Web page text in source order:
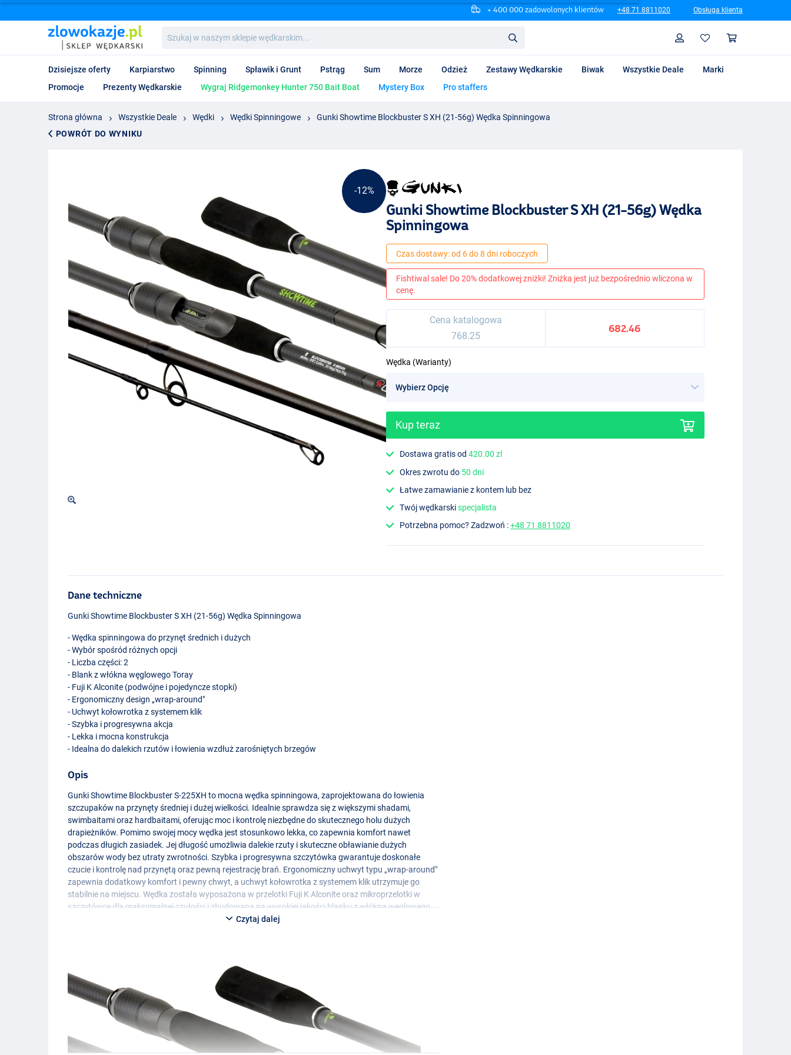
+ 400 000 zadowolonych klientów +48 71 8811020 Obsługa klienta
w
naszym
wędkarskim...
Profil
Dzisiejsze oferty Karpiarstwo Spinning Spławik i Grunt Pstrąg Sum Morze Odzież Zestawy Wędkarskie Biwak Wszystkie Deale
Marki
Promocje
Prezenty Wędkarskie Wygraj Ridgemonkey Hunter 750 Bait Boat Mystery Box Pro staffers
Strona główna Wszystkie Deale Wędki Wędki Spinningowe
Gunki Showtime Blockbuster S XH (21-56g) Wędka Spinningowa
POWRÓT DO WYNIKU
-12%
Gunki Showtime Blockbuster S XH (21-56g) Wędka
Spinningowa
Czas dostawy: od 6 do 8 dni roboczych
Fishtiwal sale! Do 20% dodatkowej zniżki! Zniżka jest już bezpośrednio wliczona w
cenę.
Cena katalogowa
768.25
682.46
Wędka (Warianty)
Kup teraz
Dostawa gratis od420.00 zl
Okres zwrotu do 50 dni
Łatwe zamawianie z kontem lub bez
Twój wędkarskispecjalista
Potrzebna pomoc? Zadzwoń :+48 71 8811020
Dane techniczne
Gunki Showtime Blockbuster S XH (21-56g) Wędka Spinningowa
- Wędka spinningowa do przynęt średnich i dużych
- Wybór spośród różnych opcji
- Liczba części: 2
- Blank z włókna węglowego Toray
- Fuji K Alconite (podwójne i pojedyncze stopki)
- Ergonomiczny design „wrap-around"
- Uchwyt kołowrotka z systemem klik
- Szybka i progresywna akcja
- Lekka i mocna konstrukcja
- Idealna do dalekich rzutów i łowienia wzdłuż zarośniętych brzegów
Opis
Gunki Showtime Blockbuster S-225XH to mocna wędka spinningowa, zaprojektowana do łowienia
szczupaków na przynęty średniej i dużej wielkości. Idealnie sprawdza się z większymi shadami,
swimbaitami oraz hardbaitami, oferując moc i kontrolę niezbędne do skutecznego holu dużych
drapieżników. Pomimo swojej mocy wędka jest stosunkowo lekka, co zapewnia komfort nawet
podczas długich zasiadek. Jej długość umożliwia dalekie rzuty i skuteczne obławianie dużych
obszarów wody bez utraty zwrotności. Szybka i progresywna szczytówka gwarantuje doskonałe
czucie i kontrolę nad przynętą oraz pewną rejestrację brań. Ergonomiczny uchwyt typu „wrap-around"
zapewnia dodatkowy komfort i pewny chwyt, a uchwyt kołowrotka z systemem klik utrzymuje go
stabilnie na miejscu. Wędka została wyposażona w przelotki Fuji K Alconite oraz mikroprzelotki w
szczytówce dla maksymalnej czułości i zbudowana na wysokiej jakości blanku z włókna węglowego
Toray, co gwarantuje optymalne osiągi i trwałość.
- Akcja: Fast
- Długość transportowa: 136,5 cm
- Długość: 265 cm
- Liczba przelotek: 9
- Waga: 177 g
- Ciężar wyrzutowy: 21-56 g
Czytaj dalej